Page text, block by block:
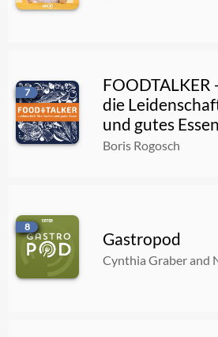
7
FOODTALKER
die
und gutes Essen
Boris Rogosch
8
Gastropod
Cynthia Graber and